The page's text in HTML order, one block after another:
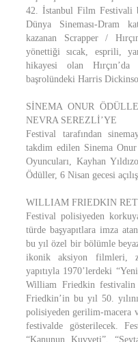
42. İstanbul Film Festivali
Dünya Sineması-Dram
kazanan Scrapper /
yönettiği sıcak, esprili,
hikayesi olan
başrolündeki Harris
SİNEMA ONUR
NEVRA SEREZLİ’YE
Festival tarafından
takdim edilen Sinema
Oyuncuları, Kayhan
Ödüller, 6 Nisan gecesi
WILLIAM FRIEDKIN
Festival polisiyeden
türde başyapıtlara imza
bu yıl özel bir bölümle
ikonik aksiyon filmleri,
yapıtıyla 1970’lerdeki
William Friedkin festivalin
Friedkin’in bu yıl 50.
polisiyeden gerilim-macera
festivalde gösterilecek.
“Kanunun Kuvveti”,